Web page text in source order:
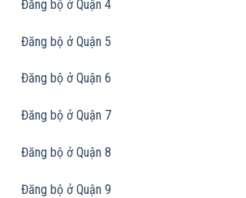
Đăng bộ ở Quận 4
Đăng bộ ở Quận 5
Đăng bộ ở Quận 6
Đăng bộ ở Quận 7
Đăng bộ ở Quận 8
Đăng bộ ở Quận 9